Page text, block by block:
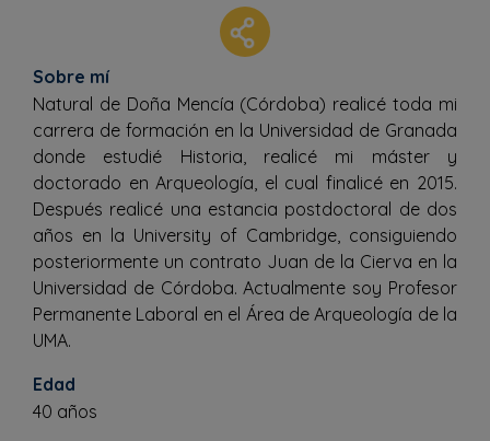
Sobre mí
Natural de Doña Mencía (Córdoba) realicé toda mi
carrera de formación en la Universidad de Granada
donde estudié Historia, realicé mi máster y
doctorado en Arqueología, el cual finalicé en 2015.
Después realicé una estancia postdoctoral de dos
años en la University of Cambridge, consiguiendo
posteriormente un contrato Juan de la Cierva en la
Universidad de Córdoba. Actualmente soy Profesor
Permanente Laboral en el Área de Arqueología de la
UMA.
Edad
40 años